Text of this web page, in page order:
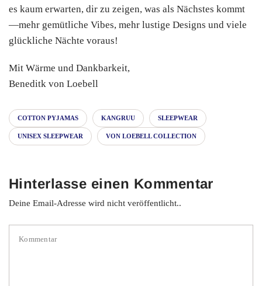
es kaum erwarten, dir zu zeigen, was als Nächstes kommt
—mehr gemütliche Vibes, mehr lustige Designs und viele
glückliche Nächte voraus!
Mit Wärme und Dankbarkeit,
Beneditk von Loebell
COTTON PYJAMAS KANGRUU SLEEPWEAR
UNISEX SLEEPWEAR VON LOEBELL COLLECTION
Hinterlasse einen Kommentar
Deine Email-Adresse wird nicht veröffentlicht..
Kommentar